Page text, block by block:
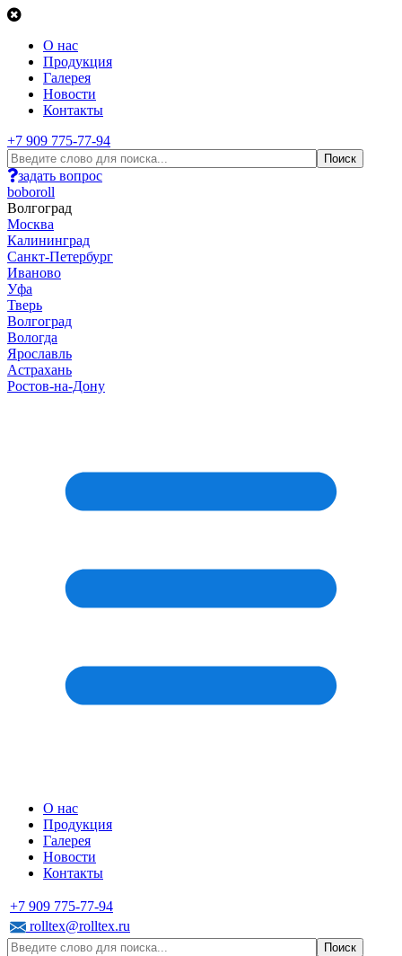
О нас
Продукция
Галерея
Новости
Контакты
+7 909 775-77-94
задать вопрос
boboroll
Волгоград
Москва
Калининград
Санкт-Петербург
Иваново
Уфа
Тверь
Волгоград
Вологда
Ярославль
Астрахань
Ростов-на-Дону
О нас
Продукция
Галерея
Новости
Контакты
+7 909 775-77-94
rolltex@rolltex.ru